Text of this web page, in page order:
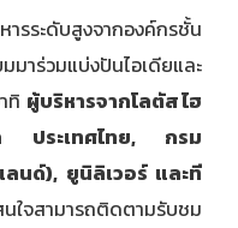
รระดับสูงจากองค์กรชั้น
ร่วมแบ่งปันไอเดียและ
ทิ ผู้บริหารจากโลตัส ไฮ
ระเทศไทย, กรม
นด์), ยูนิลิเวอร์ และที
ใจสามารถติดตามรับชม